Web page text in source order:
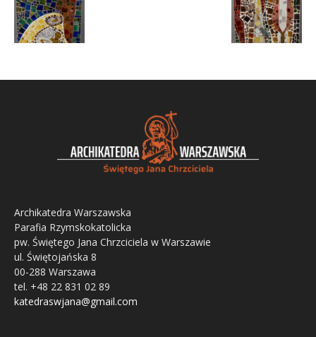
Archikatedra Warszawska
Parafia Rzymskokatolicka
pw. Świętego Jana Chrzciciela w Warszawie
ul. Świętojańska 8
00-288 Warszawa
tel. +48 22 831 02 89
katedraswjana@gmail.com